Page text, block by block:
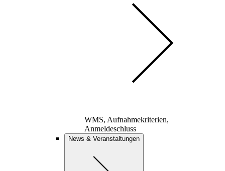
WMS, Aufnahmekriterien,
Anmeldeschluss
News & Veranstaltungen